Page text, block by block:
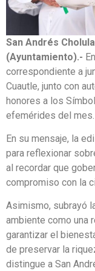
San Andrés
(Ayuntamiento).-
correspondiente a
Cuautle, junto con
honores a los
efemérides del mes.
En su mensaje, la
para reflexionar
al recordar que
compromiso con la
Asimismo, subrayó
ambiente como una
garantizar el
de preservar la
distingue a San